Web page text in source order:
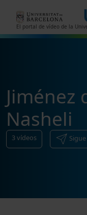
El portal de vídeo de la
Jiménez
Nasheli
3vídeos